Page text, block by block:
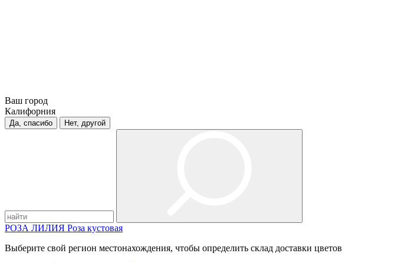
Ваш город
Калифорния
Да, спасибо Нет, другой
РОЗА ЛИЛИЯ Роза кустовая
Выберите свой регион местонахождения, чтобы определить склад доставки цветов